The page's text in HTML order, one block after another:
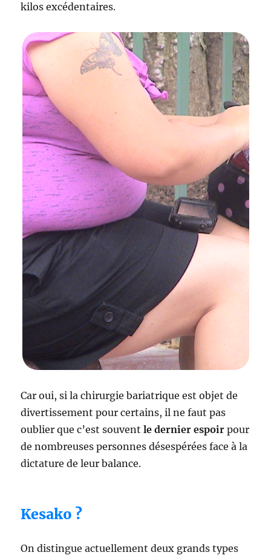
kilos excédentaires.
Car oui, si la chirurgie bariatrique est objet de
divertissement pour certains, il ne faut pas
oublier que c’est souventle dernier espoir pour
de nombreuses personnes désespérées face à la
dictature de leur balance.
Kesako ?
On distingue actuellement deux grands types